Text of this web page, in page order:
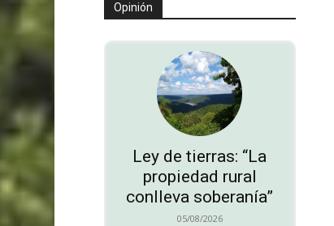
Opinión
Ley de tierras: “La
propiedad rural
conlleva soberanía”
05/08/2026